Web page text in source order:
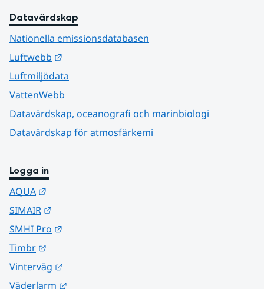
Datavärdskap
Nationella emissionsdatabasen
Luftwebb
Luftmiljödata
VattenWebb
Datavärdskap, oceanografi och marinbiologi
Datavärdskap för atmosfärkemi
Logga in
AQUA
SIMAIR
SMHI Pro
Timbr
Vinterväg
Väderlarm